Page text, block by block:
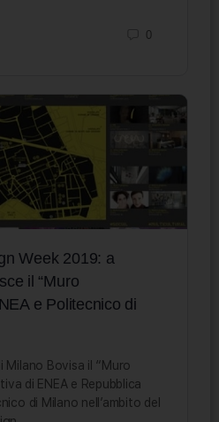
0
Week 2019: a
il “Muro
e Politecnico di
Milano Bovisa il “Muro
di ENEA e Repubblica
di Milano nell’ambito del